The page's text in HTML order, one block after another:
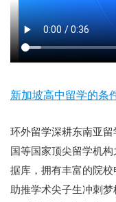
新加坡高中留学的条
环外留学深耕东南亚
国等国家顶尖留学机
据库，拥有丰富的院
助推学术尖子生冲刺梦